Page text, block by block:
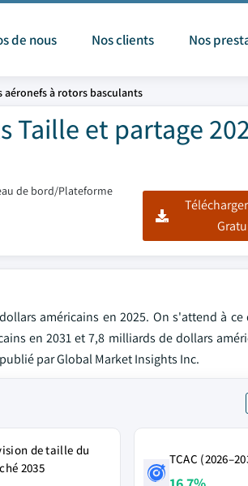
de nous Nos clients Nos
aéronefs à rotors basculants
Taille et partage
de bord/Plateforme
américains en 2025. On s'attend à ce
en 2031 et 7,8 milliards de dollars
par Global Market Insights Inc.
de taille du
2035
TCAC